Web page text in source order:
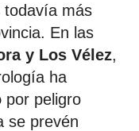
todavía más
En las
y Los Vélez,
ha
por peligro
se prevén